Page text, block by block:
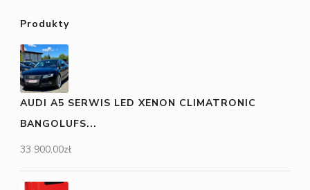
Produkty
AUDI A5 SERWIS LED XENON CLIMATRONIC
BANGOLUFS...
33 900,00zł